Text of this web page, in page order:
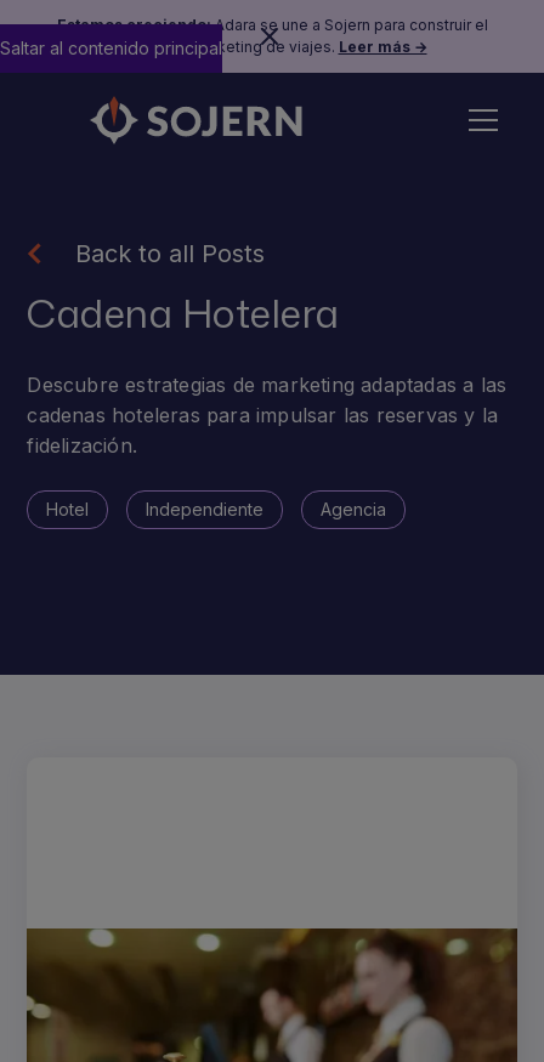
Estamos creciendo:Adara se une a Sojern para construir el
futuro del marketing de viajes. Leer más →
Saltar al contenido principal
Back to all Posts
Cadena Hotelera
Descubre estrategias de marketing adaptadas a las
cadenas hoteleras para impulsar las reservas y la
fidelización.
Hotel Independiente Agencia